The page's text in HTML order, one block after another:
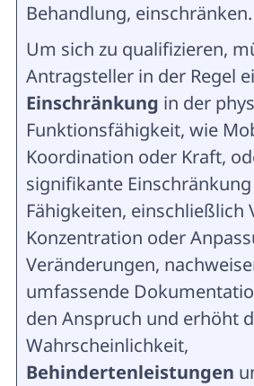
Behandlung, einschränken.
Um sich zu qualifizieren,
Antragsteller in der Regel
Einschränkung in der
Funktionsfähigkeit, wie
Koordination oder Kraft,
signifikante
Fähigkeiten, einschließlich
Konzentration oder
Veränderungen,
umfassende
den Anspruch und erhöht
Wahrscheinlichkeit,
Behindertenleistungen